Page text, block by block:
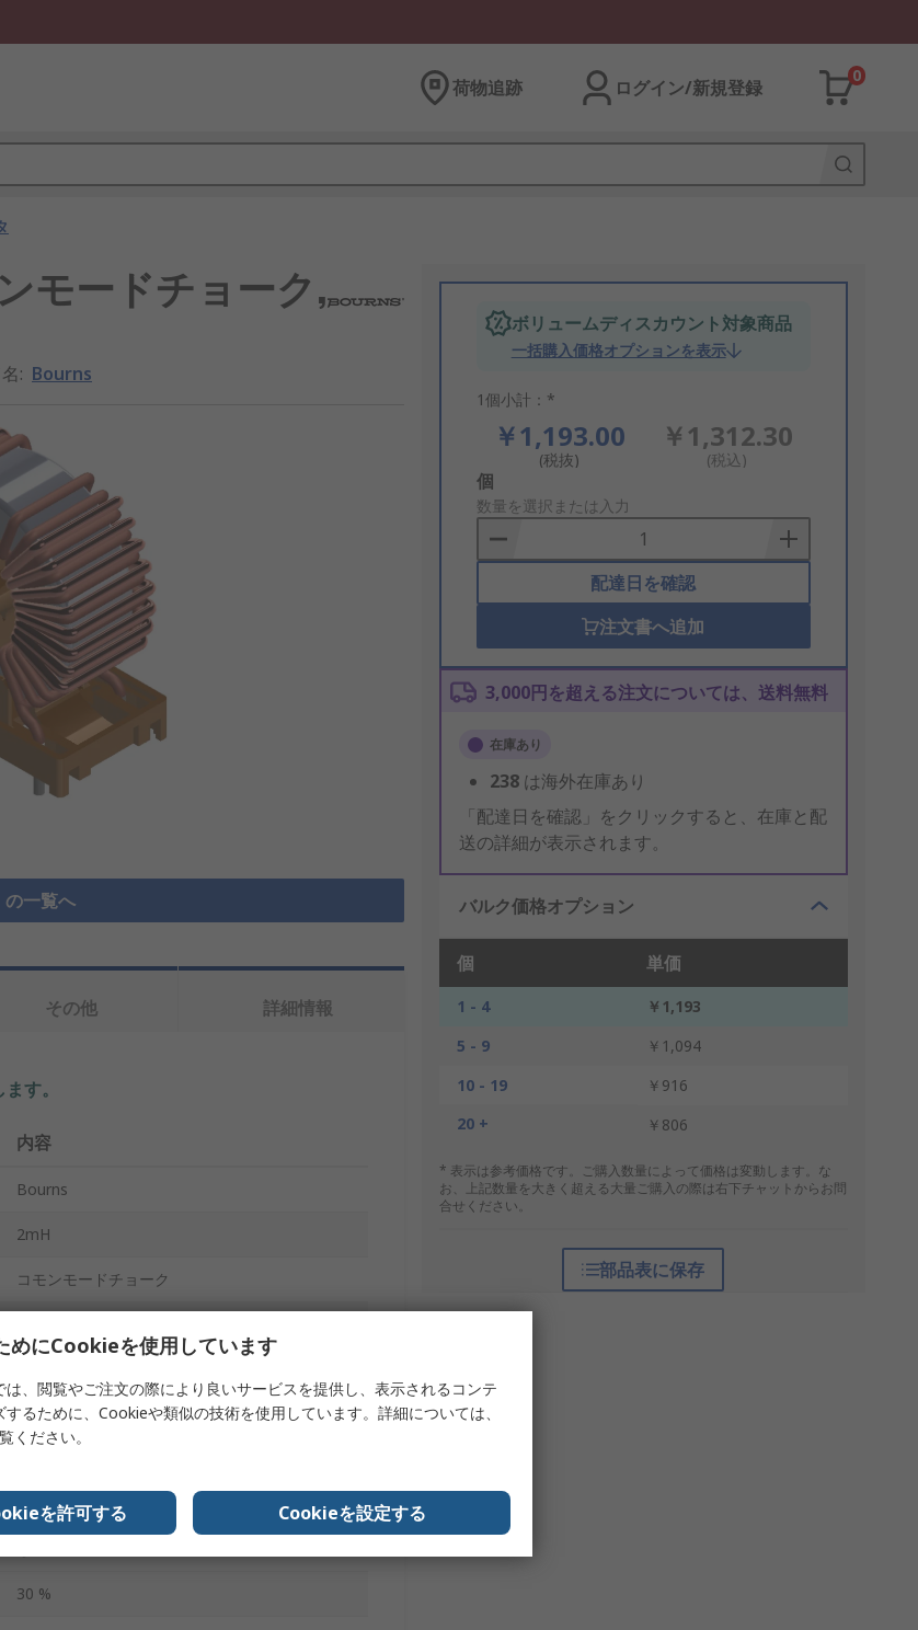
荷物追跡 ログイン/新規登録
0
モードチョーク,
: Bourns
の一覧へ
ボリュームディスカウント対象商品
一括購入価格オプションを表示
1個小計：*
￥1,193.00
(税抜)
￥1,312.30
(税込)
Add
to
Basket
個
数量を選択または入力
配達日を確認
注文書へ追加
3,000円を超える注文については、送料無料
在庫あり
238 は海外在庫あり
「配達日を確認」をクリックすると、在庫と配
送の詳細が表示されます。
バルク価格オプション
個 単価
1 - 4
￥1,193
5 - 9
￥1,094
10 - 19
￥916
20 +
￥806
* 表示は参考価格です。ご購入数量によって価格は変動します。な
お、上記数量を大きく超える大量ご購入の際は右下チャットからお問
合せください。
部品表に保存
その他 詳細情報
す。
内容
Bourns
2mH
コモンモードチョーク
トレイ
125°C
30 %
めにCookieを使用しています
は、閲覧やご注文の際により良いサービスを提供し、表示されるコンテ
るために、Cookieや類似の技術を使用しています。詳細については、
ください。
を許可する Cookieを設定する